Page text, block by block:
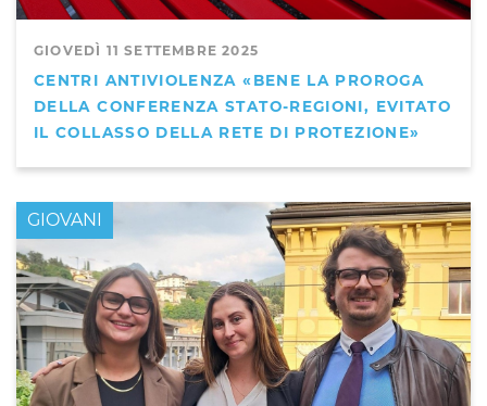
GIOVEDÌ 11 SETTEMBRE 2025
CENTRI ANTIVIOLENZA «BENE LA PROROGA
DELLA CONFERENZA STATO-REGIONI, EVITATO
IL COLLASSO DELLA RETE DI PROTEZIONE»
GIOVANI